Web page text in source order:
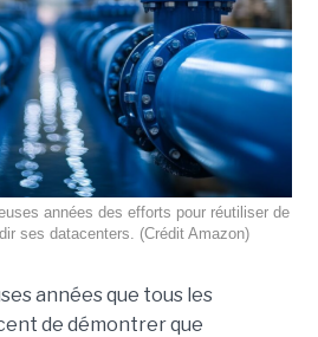
années des efforts pour réutiliser de
ses datacenters. (Crédit Amazon)
années que tous les
de démontrer que